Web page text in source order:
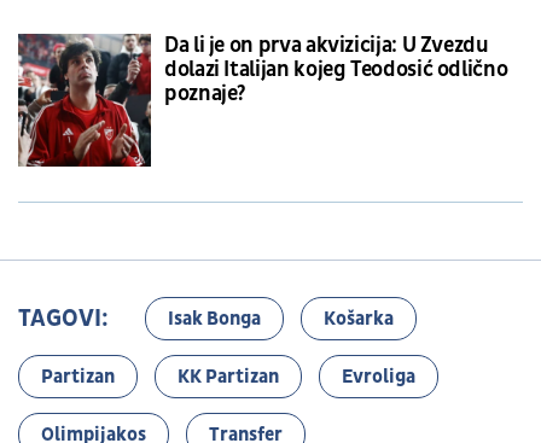
Da li je on prva akvizicija: U Zvezdu
dolazi Italijan kojeg Teodosić odlično
poznaje?
TAGOVI: Isak Bonga Košarka
Partizan KK Partizan Evroliga
Olimpijakos Transfer